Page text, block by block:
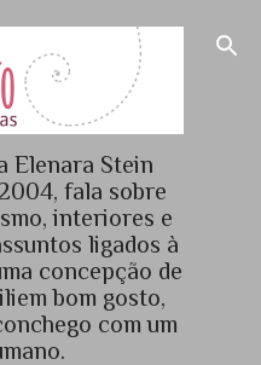
principal
Elenara Stein
fala sobre
interiores e
ligados à
concepção de
bom gosto,
com um